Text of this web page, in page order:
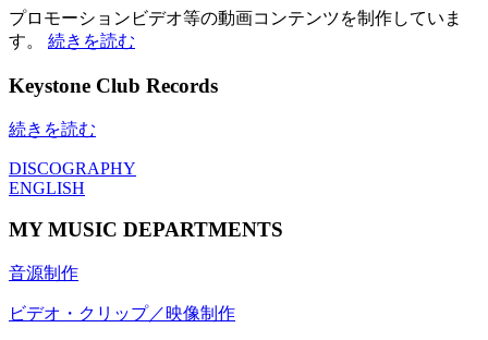
プロモーションビデオ等の動画コンテンツを制作していま
す。 続きを読む
Keystone Club Records
続きを読む
DISCOGRAPHY
ENGLISH
MY MUSIC DEPARTMENTS
音源制作
ビデオ・クリップ／映像制作